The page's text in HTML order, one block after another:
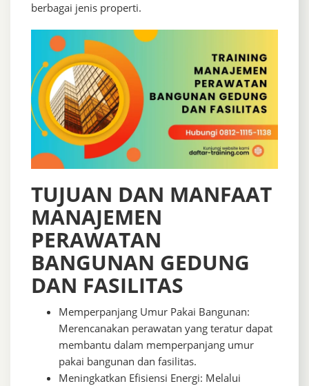
berbagai jenis properti.
TUJUAN DAN MANFAAT
MANAJEMEN
PERAWATAN
BANGUNAN GEDUNG
DAN FASILITAS
Memperpanjang Umur Pakai Bangunan:
Merencanakan perawatan yang teratur dapat
membantu dalam memperpanjang umur
pakai bangunan dan fasilitas.
Meningkatkan Efisiensi Energi: Melalui